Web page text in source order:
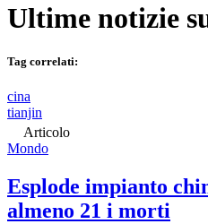
Ultime notizie
Tag correlati:
cina
tianjin
Articolo
Mondo
Esplode impianto
almeno 21 i morti